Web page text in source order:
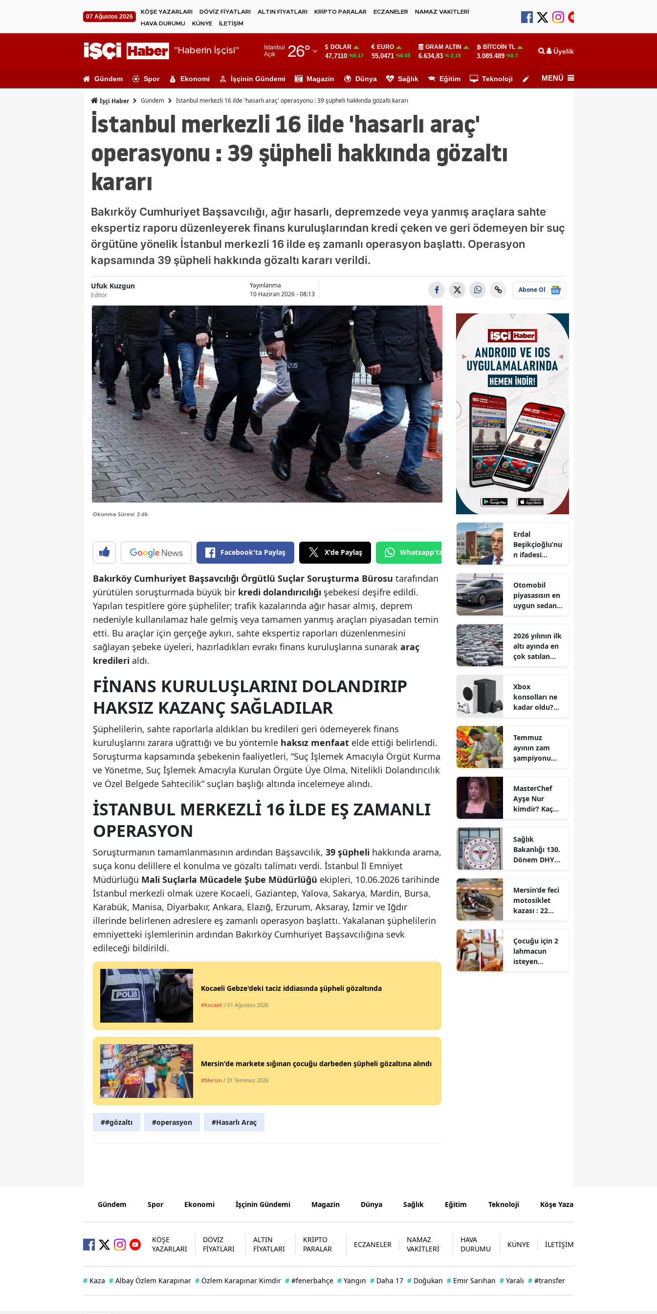
07 Ağustos 2026
KÖŞE YAZARLARI DÖVİZ FİYATLARI ALTIN FİYATLARI KRİPTO PARALAR ECZANELER
NAMAZ VAKİTLERİ
HAVA DURUMU
KÜNYE İLETİŞİM
"Haberin İşçisi"
İstanbul
Açık
26°
Adıyaman
Ağrı
Ankara
Antalya
Artvin
Balıkesir
Bilecik
Bingöl
Bolu
Burdur
Bursa
Çanakkale
Çankırı
Çorum
Denizli
Diyarbakır
Edirne
Elazığ
Erzincan
Gaziantep
Gümüşhane
Hakkari
Hatay
Isparta
İstanbul
İzmir
Kars
Kastamonu
Kayseri
Kırşehir
Konya
Kütahya
Malatya
Manisa
Kahramanmaraş
Muş
Niğde
Trabzon
Tunceli
DOLAR
47,7110 %0.17
EURO
55,0471 %0.05
GRAM ALTIN
6.634,83 % 2,19
BITCOIN TL
3.089.489 %0.7 Üyelik
Gündem Spor Ekonomi İşçinin Gündemi Magazin Dünya Sağlık Eğitim Teknoloji Köşe Yazarları
MENÜ
İşçi Haber Gündem İstanbul merkezli 16 ilde 'hasarlı araç' operasyonu : 39 şüpheli hakkında gözaltı kararı
İstanbul merkezli 16 ilde 'hasarlı araç'
operasyonu : 39 şüpheli hakkında gözaltı
kararı
Bakırköy Cumhuriyet Başsavcılığı, ağır hasarlı, depremzede veya yanmış araçlara sahte
ekspertiz raporu düzenleyerek finans kuruluşlarından kredi çeken ve geri ödemeyen bir suç
örgütüne yönelik İstanbul merkezli 16 ilde eş zamanlı operasyon başlattı. Operasyon
kapsamında 39 şüpheli hakkında gözaltı kararı verildi.
Ufuk Kuzgun
Editör
Yayınlanma
10 Haziran 2026 - 08:13
Abone Ol
Okunma Süresi: 2 dk
Facebook'ta Paylaş X'de Paylaş Whatsapp'tan Gönder
Bakırköy Cumhuriyet Başsavcılığı Örgütlü Suçlar Soruşturma Bürosu tarafından
yürütülen soruşturmada büyük bir kredi dolandırıcılığı şebekesi deşifre edildi.
Yapılan tespitlere göre şüpheliler; trafik kazalarında ağır hasar almış, deprem
nedeniyle kullanılamaz hale gelmiş veya tamamen yanmış araçları piyasadan temin
etti. Bu araçlar için gerçeğe aykırı, sahte ekspertiz raporları düzenlenmesini
sağlayan şebeke üyeleri, hazırladıkları evrakı finans kuruluşlarına sunarak araç
kredileri aldı.
FINANS KURULUŞLARINI DOLANDIRIP
HAKSIZ KAZANÇ SAĞLADILAR
Şüphelilerin, sahte raporlarla aldıkları bu kredileri geri ödemeyerek finans
kuruluşlarını zarara uğrattığı ve bu yöntemle haksız menfaat elde ettiği belirlendi.
Soruşturma kapsamında şebekenin faaliyetleri, “Suç İşlemek Amacıyla Örgüt Kurma
ve Yönetme, Suç İşlemek Amacıyla Kurulan Örgüte Üye Olma, Nitelikli Dolandırıcılık
ve Özel Belgede Sahtecilik” suçları başlığı altında incelemeye alındı.
İSTANBUL MERKEZLI 16 ILDE EŞ ZAMANLI
OPERASYON
Soruşturmanın tamamlanmasının ardından Başsavcılık, 39 şüpheli hakkında arama,
suça konu delillere el konulma ve gözaltı talimatı verdi. İstanbul İl Emniyet
Müdürlüğü Mali Suçlarla Mücadele Şube Müdürlüğü ekipleri, 10.06.2026 tarihinde
İstanbul merkezli olmak üzere Kocaeli, Gaziantep, Yalova, Sakarya, Mardin, Bursa,
Karabük, Manisa, Diyarbakır, Ankara, Elazığ, Erzurum, Aksaray, İzmir ve Iğdır
illerinde belirlenen adreslere eş zamanlı operasyon başlattı. Yakalanan şüphelilerin
emniyetteki işlemlerinin ardından Bakırköy Cumhuriyet Başsavcılığına sevk
edileceği bildirildi.
Kocaeli Gebze'deki taciz iddiasında şüpheli gözaltında
#Kocaeli / 01 Ağustos 2026
Mersin'de markete sığınan çocuğu darbeden şüpheli gözaltına alındı
#Mersin / 31 Temmuz 2026
##gözaltı #operasyon #Hasarlı Araç
Erdal
Beşikçioğlu’nu
n ifadesi
milyon TL
Otomobil
piyasasısın en
uygun sedan
80.900 TL daha
ucuz!
2026 yılının ilk
altı ayında en
çok satılan
oldu
Xbox
konsolları ne
kadar oldu?
Temmuz
ayının zam
şampiyonu
MasterChef
Ayşe Nur
kimdir? Kaç
Sağlık
Bakanlığı 130.
Dönem DHY
çekilecek?
Sonuçlar ne
zaman
Mersin’de feci
motosiklet
kazası : 22
hayatını
kaybetti
Çocuğu için 2
lahmacun
isteyen
Gündem Spor Ekonomi İşçinin Gündemi Magazin Dünya Sağlık Eğitim Teknoloji Köşe Yazarları
KÖŞE
YAZARLARI
DÖVİZ
FİYATLARI
ALTIN
FİYATLARI
KRİPTO
PARALAR
ECZANELER
NAMAZ
VAKİTLERİ
HAVA
DURUMU
KÜNYE İLETİŞİM
# Kaza # Albay Özlem Karapınar # Özlem Karapınar Kimdir # #fenerbahçe # Yangın # Daha 17 # Doğukan # Emir Sarıhan # Yaralı # #transfer